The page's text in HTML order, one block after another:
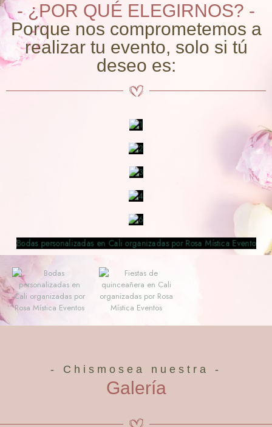
- ¿POR QUÉ ELEGIRNOS? -
Porque nos comprometemos a
realizar tu evento, solo si tú
deseo es:
- Chismosea nuestra -
Galería